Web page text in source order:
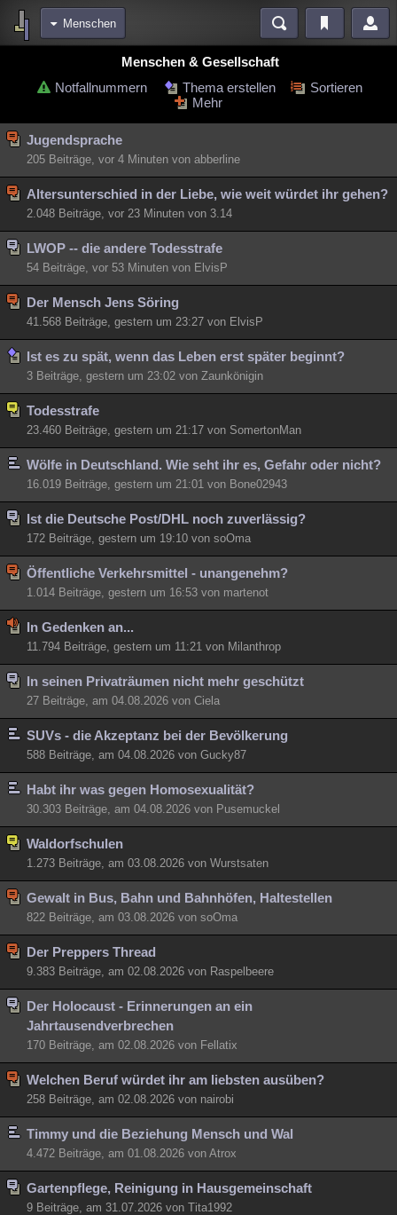
Menschen
Echtzeit Diskussionen Blogs Videos Statistiken
meine Rubriken
Spiritualität Technologie
weitere Rubriken
Astronomie Helpdesk Gruppen Gaming
Musik Clash Verbesserungen Allmystery English
Besucht Teilgenommen
Lesenswert Schlüsselwörter
Menschen & Gesellschaft
Notfallnummern
Thema erstellen
Sortieren
Mehr
Jugendsprache
205 Beiträge, vor 4 Minuten von abberline
Altersunterschied in der Liebe, wie weit würdet ihr gehen?
2.048 Beiträge, vor 23 Minuten von 3.14
LWOP -- die andere Todesstrafe
54 Beiträge, vor 53 Minuten von ElvisP
Der Mensch Jens Söring
41.568 Beiträge, gestern um 23:27 von ElvisP
Ist es zu spät, wenn das Leben erst später beginnt?
3 Beiträge, gestern um 23:02 von Zaunkönigin
Todesstrafe
23.460 Beiträge, gestern um 21:17 von SomertonMan
Wölfe in Deutschland. Wie seht ihr es, Gefahr oder nicht?
16.019 Beiträge, gestern um 21:01 von Bone02943
Ist die Deutsche Post/DHL noch zuverlässig?
172 Beiträge, gestern um 19:10 von soOma
Öffentliche Verkehrsmittel - unangenehm?
1.014 Beiträge, gestern um 16:53 von martenot
In Gedenken an...
11.794 Beiträge, gestern um 11:21 von Milanthrop
In seinen Privaträumen nicht mehr geschützt
27 Beiträge, am 04.08.2026 von Ciela
SUVs - die Akzeptanz bei der Bevölkerung
588 Beiträge, am 04.08.2026 von Gucky87
Habt ihr was gegen Homosexualität?
30.303 Beiträge, am 04.08.2026 von Pusemuckel
Waldorfschulen
1.273 Beiträge, am 03.08.2026 von Wurstsaten
Gewalt in Bus, Bahn und Bahnhöfen, Haltestellen
822 Beiträge, am 03.08.2026 von soOma
Der Preppers Thread
9.383 Beiträge, am 02.08.2026 von Raspelbeere
Der Holocaust - Erinnerungen an ein
Jahrtausendverbrechen
170 Beiträge, am 02.08.2026 von Fellatix
Welchen Beruf würdet ihr am liebsten ausüben?
258 Beiträge, am 02.08.2026 von nairobi
Timmy und die Beziehung Mensch und Wal
4.472 Beiträge, am 01.08.2026 von Atrox
Gartenpflege, Reinigung in Hausgemeinschaft
9 Beiträge, am 31.07.2026 von Tita1992